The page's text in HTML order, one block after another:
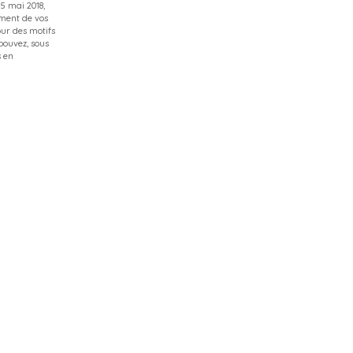
mai 2018,
de vos
des motifs
sous
en